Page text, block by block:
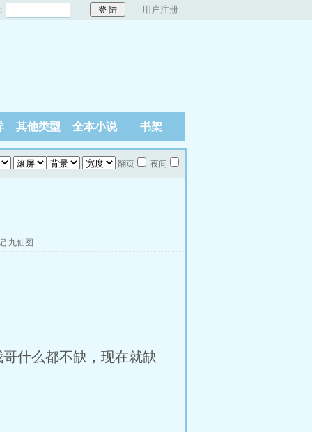
用户注册
其他类型 全本小说 书架
翻页 夜间
九仙图
什么都不缺，现在就缺